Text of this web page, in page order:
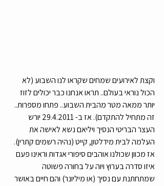
וקצת לאירועים שמחים שקראו לנו השבוע (לא
הכול נוראי בעולם.. תראו אנחנו כבר יכולים לזוז
יותר ממאה מטר מהבית השבוע.. פתחו מספרות..
זה מתחיל להתקדם). אז ב- 29.4.2011 יורש
העצר הבריטי הנסיך ויליאם נשא לאישה את
העלמה לבית מידלטון, קייט (נהיה רשמים קתרין).
אז מכוון שכולנו אוהבים סיפורי אגדות וראינו פעם
איזו סדרה בערוץ ויוה על בחורה פשוטה
שמתחתנת עם נסיך (או מיליונר) והם חיים באושר